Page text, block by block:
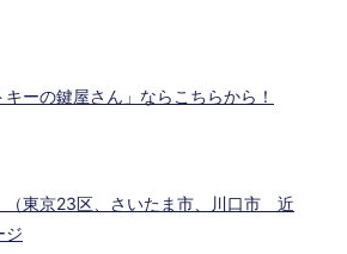
キーの鍵屋さん」ならこちらから！
東京23区、さいたま市、川口市 近
ジ